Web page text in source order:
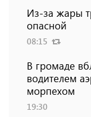
Из-за жары
опасной
08:15
В громаде
водителем
морпехом
19:30